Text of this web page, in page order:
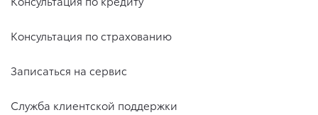
Консультация по страхованию
Записаться на сервис
Служба клиентской поддержки